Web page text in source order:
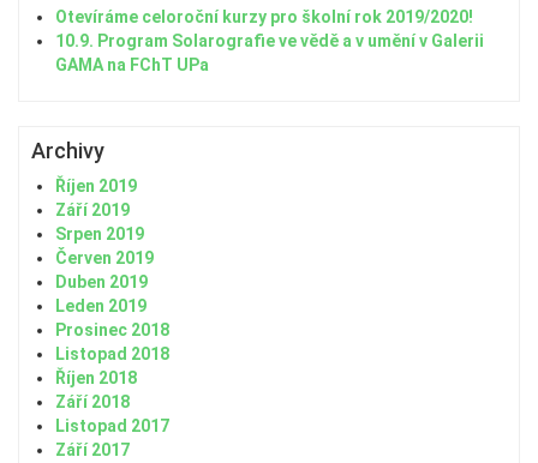
Otevíráme celoroční kurzy pro školní rok 2019/2020!
10.9. Program Solarografie ve vědě a v umění v Galerii
GAMA na FChT UPa
Archivy
Říjen 2019
Září 2019
Srpen 2019
Červen 2019
Duben 2019
Leden 2019
Prosinec 2018
Listopad 2018
Říjen 2018
Září 2018
Listopad 2017
Září 2017